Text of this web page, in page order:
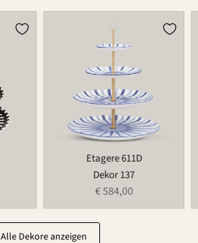
Etagere 611D
Dekor 137
€ 584,00
Alle Dekore anzeigen